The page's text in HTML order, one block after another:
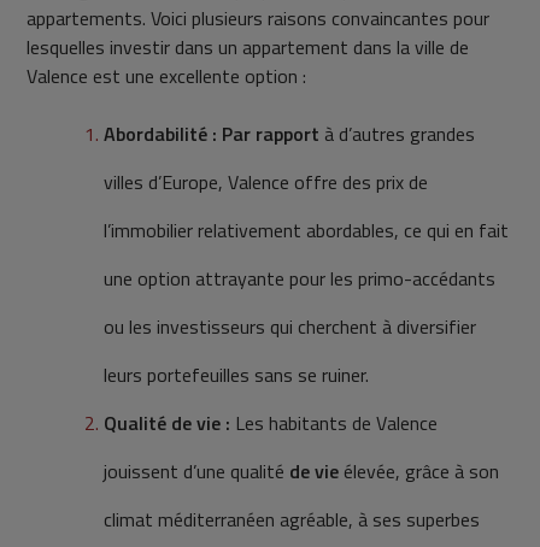
appartements. Voici plusieurs raisons convaincantes pour
lesquelles investir dans un appartement dans la ville de
Valence est une excellente option :
Abordabilité : Par rapport à d’autres grandes
villes d’Europe, Valence offre des prix de
l’immobilier relativement abordables, ce qui en fait
une option attrayante pour les primo-accédants
ou les investisseurs qui cherchent à diversifier
leurs portefeuilles sans se ruiner.
Qualité de vie : Les habitants de Valence
jouissent d’une qualité de vie élevée, grâce à son
climat méditerranéen agréable, à ses superbes